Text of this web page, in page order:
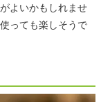
よいかもしれませ
っても楽しそうで